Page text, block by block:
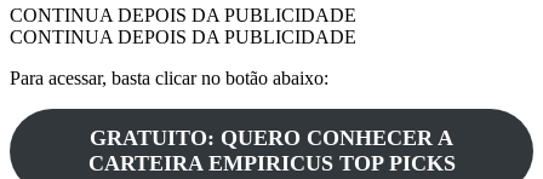
CONTINUA DEPOIS DA PUBLICIDADE
CONTINUA DEPOIS DA PUBLICIDADE
Para acessar, basta clicar no botão abaixo:
GRATUITO: QUERO CONHECER A
CARTEIRA EMPIRICUS TOP PICKS